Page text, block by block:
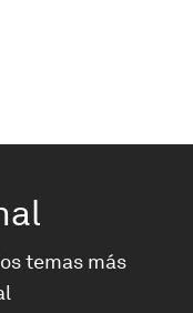
temas más